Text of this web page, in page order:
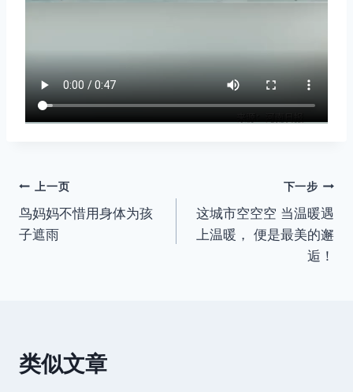
文
章
上一页
鸟妈妈不惜用身体为孩
子遮雨
下一步
这城市空空空 当温暖遇
上温暖， 便是最美的邂
逅！
类似文章